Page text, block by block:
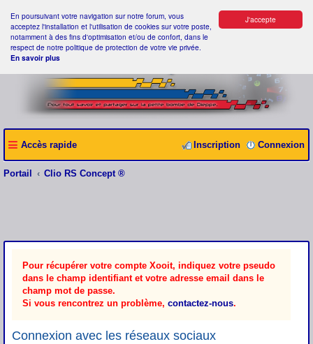
J'accepte
En poursuivant votre navigation sur notre forum, vous
acceptez l'installation et l'utilisation de cookies sur votre poste,
notamment à des fins d'optimisation et/ou de confort, dans le
respect de notre politique de protection de votre vie privée.
En savoir plus
Accès rapide Connexion
Inscription
Portail Clio RS Concept ®
Pour récupérer votre compte Xooit, indiquez votre pseudo
dans le champ identifiant et votre adresse email dans le
champ mot de passe.
Si vous rencontrez un problème, contactez-nous.
Connexion avec les réseaux sociaux